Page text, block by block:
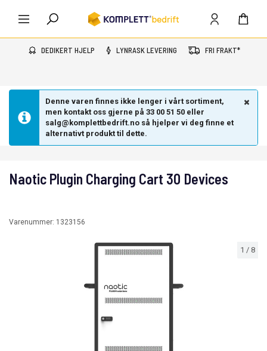
DEDIKERT HJELP LYNRASK LEVERING FRI FRAKT*
Denne varen finnes ikke lenger i vårt sortiment,
men kontakt oss gjerne på 33 00 51 50 eller
salg@komplettbedrift.no så hjelper vi deg finne et
alternativt produkt til dette.
1 / 8
Naotic Plugin Charging Cart 30 Devices
Varenummer: 1323156